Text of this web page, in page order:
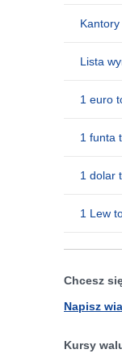
Kantory
Lista
1 euro
1 funta
1 dolar
1 Lew
Chcesz
Napisz
Kursy